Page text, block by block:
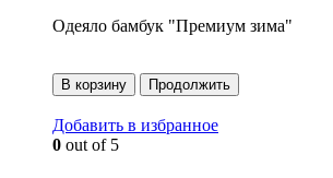
Одеяло бамбук "Премиум зима"
В корзину Продолжить
Добавить в избранное
0 out of 5